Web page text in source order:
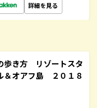
詳細を見る
歩き方 リゾートスタ
オアフ島 ２０１８